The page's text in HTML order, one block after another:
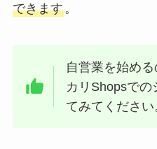
できます。
自営業を始め
カリShopsでの
てみてください